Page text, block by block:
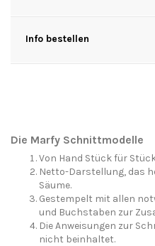
Info bestellen
Die Marfy Schnittmodelle
Von Hand Stück für
Netto-Darstellung, das
Säume.
Gestempelt mit allen
und Buchstaben zur
Die Anweisungen zur
nicht beinhaltet.